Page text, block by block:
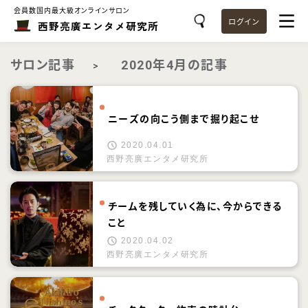
会員数国内最大級オンラインサロン
西野亮廣エンタメ研究所 ログイン
サロン記事 > 2020年4月の記事
ニーズの向こう側まで掘り起こせ
2020.04.01
西野亮廣エンタメ研究所
チームを残していく為に、今からできる
こと
2020.04.02
西野亮廣エンタメ研究所